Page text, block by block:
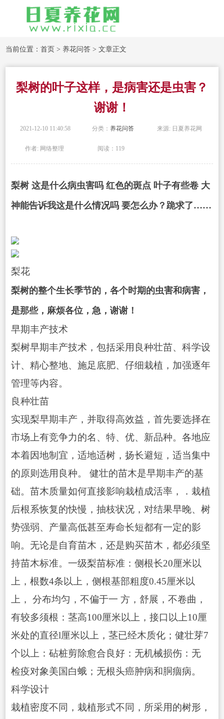
当前位置：首页 > 养花问答 > 文章正文
梨树的叶子这样，是病害还是虫害？
谢谢！
2021-12-10 11:40:58 分类： 养花问答 来源: 日夏养花网
作者: 网络整理 阅读：119
梨树 这是什么病虫害吗 红色的斑点 叶子有些卷 大
神能告诉我这是什么情况吗 要怎么办？跪求了……
梨花
梨树的整个生长季节的，各个时期的虫害和病害，
是那些，麻烦各位，急，谢谢！
早期丰产技术
梨树早期丰产技术，包括采用良种壮苗、科学设
计、精心整地、施足底肥、仔细栽植，加强逐年
管理等内容。
良种壮苗
实现梨早期丰产，并取得高效益，首先要选择在
市场上有竞争力的名、特、优、新品种。各地应
本着因地制宜，适地适树，扬长避短，适当集中
的原则选用良种。 健壮的苗木是早期丰产的基
础。苗木质量如何直接影响栽植成活率，．栽植
后根系恢复的快慢，抽枝状况，对结果早晚、树
势强弱、产量高低甚至寿命长短都有一定的影
响。无论是自育苗木，还是购买苗木，都必须坚
持苗木标准。一级梨苗标准：侧根长20厘米以
上，根数4条以上，侧根基部粗度0.45厘米以
上， 分布均匀，不偏于一 方，舒展，不卷曲，
有较多须根：茎高100厘米以上，接口以上10厘
米处的直径l厘米以上，茎已经木质化；健壮芽7
个以上：砧桩剪除愈合良好：无机械损伤：无
检疫对象美国白蛾；无根头癌肿病和胴痼病。
科学设计
栽植密度不同，栽植形式不同，所采用的树形，